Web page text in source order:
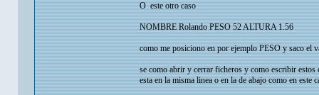
O este otro caso
NOMBRE Rolando PESO 52 ALTURA 1.56
como me posiciono en por ejemplo PESO y saco el
se como abrir y cerrar ficheros y como escribir estos
esta en la misma linea o en la de abajo como en este